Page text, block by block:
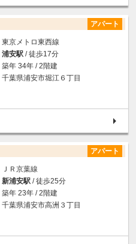
アパート
東京メトロ東西線
浦安駅 / 徒歩17分
築年 34年 / 2階建
千葉県浦安市堀江６丁目
アパート
ＪＲ京葉線
新浦安駅 / 徒歩25分
築年 23年 / 2階建
千葉県浦安市高洲３丁目